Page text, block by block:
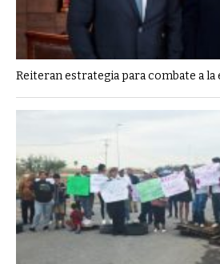
Reiteran estrategia para combate a